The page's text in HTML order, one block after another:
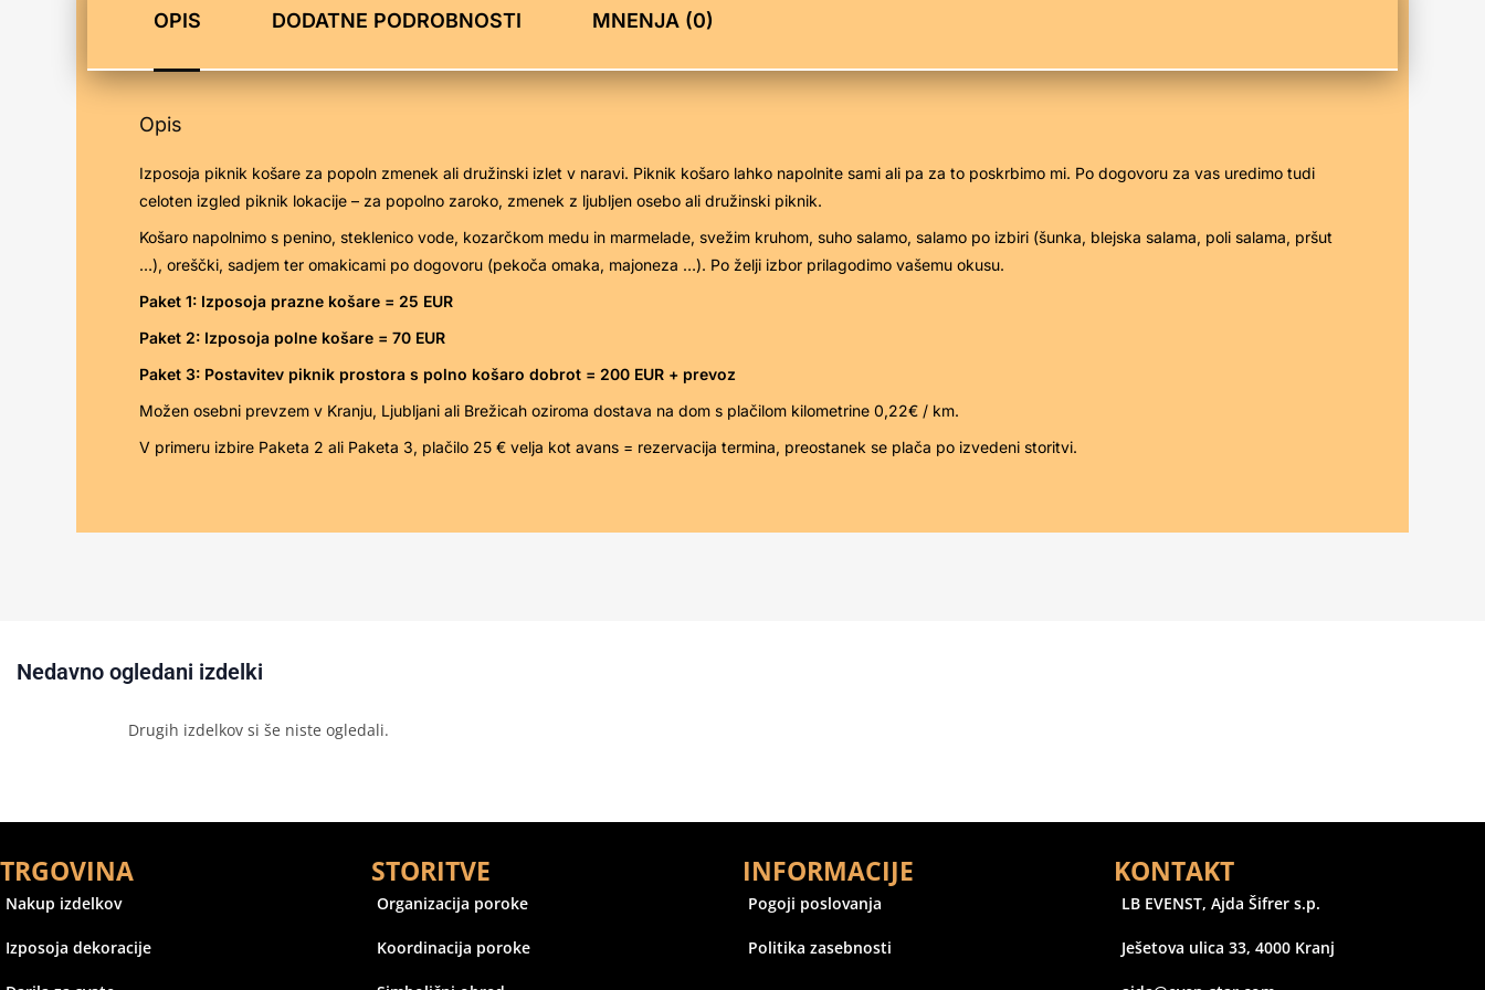
OPIS DODATNE PODROBNOSTI MNENJA (0)
Opis
Izposoja piknik košare za popoln zmenek ali družinski izlet v naravi. Piknik košaro lahko napolnite sami ali pa za to poskrbimo mi. Po dogovoru za vas uredimo tudi
celoten izgled piknik lokacije – za popolno zaroko, zmenek z ljubljen osebo ali družinski piknik.
Košaro napolnimo s penino, steklenico vode, kozarčkom medu in marmelade, svežim kruhom, suho salamo, salamo po izbiri (šunka, blejska salama, poli salama, pršut
…), oreščki, sadjem ter omakicami po dogovoru (pekoča omaka, majoneza …). Po želji izbor prilagodimo vašemu okusu.
Paket 1: Izposoja prazne košare = 25 EUR
Paket 2: Izposoja polne košare = 70 EUR
Paket 3: Postavitev piknik prostora s polno košaro dobrot = 200 EUR + prevoz
Možen osebni prevzem v Kranju, Ljubljani ali Brežicah oziroma dostava na dom s plačilom kilometrine 0,22€ / km.
V primeru izbire Paketa 2 ali Paketa 3, plačilo 25 € velja kot avans = rezervacija termina, preostanek se plača po izvedeni storitvi.
Nedavno ogledani izdelki
Drugih izdelkov si še niste ogledali.
TRGOVINA
Nakup izdelkov
Izposoja dekoracije
STORITVE
Organizacija poroke
Koordinacija poroke
INFORMACIJE
Pogoji poslovanja
Politika zasebnosti
KONTAKT
LB EVENST, Ajda Šifrer s.p.
Ješetova ulica 33, 4000 Kranj